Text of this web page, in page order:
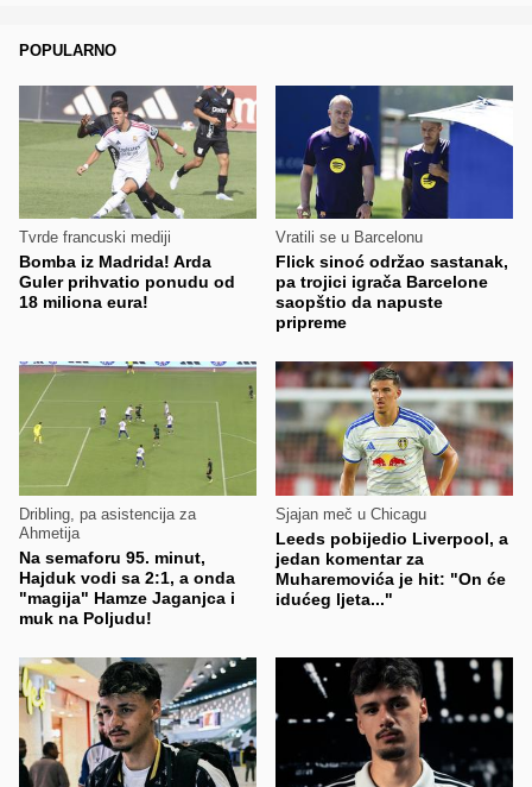
POPULARNO
Tvrde francuski mediji
Bomba iz Madrida! Arda
Guler prihvatio ponudu od
18 miliona eura!
Vratili se u Barcelonu
Flick sinoć održao sastanak,
pa trojici igrača Barcelone
saopštio da napuste
pripreme
Dribling, pa asistencija za
Ahmetija
Na semaforu 95. minut,
Hajduk vodi sa 2:1, a onda
"magija" Hamze Jaganjca i
muk na Poljudu!
Sjajan meč u Chicagu
Leeds pobijedio Liverpool, a
jedan komentar za
Muharemovića je hit: "On će
idućeg ljeta..."